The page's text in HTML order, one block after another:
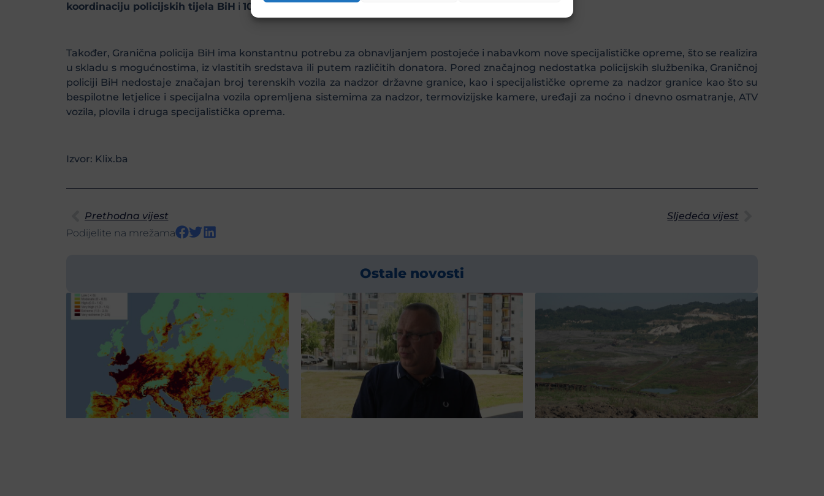
koordinaciju policijskih tijela BiH i 10 pripadnika SIPA-e“, istakla je Vican.
Također, Granična policija BiH ima konstantnu potrebu za obnavljanjem postojeće i nabavkom nove specijalističke opreme, što se realizira
u skladu s mogućnostima, iz vlastitih sredstava ili putem različitih donatora. Pored značajnog nedostatka policijskih službenika, Graničnoj
policiji BiH nedostaje značajan broj terenskih vozila za nadzor državne granice, kao i specijalističke opreme za nadzor granice kao što su
bespilotne letjelice i specijalna vozila opremljena sistemima za nadzor, termovizijske kamere, uređaji za noćno i dnevno osmatranje, ATV
vozila, plovila i druga specijalistička oprema.
Izvor: Klix.ba
Prethodna vijest
Sljedeća vijest
Podijelite na mrežama
Ostale novosti